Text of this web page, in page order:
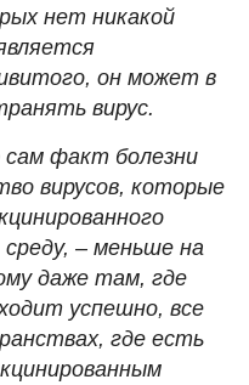
нет никакой
он может в
вирус.
факт болезни
вирусов, которые
– меньше на
даже там, где
успешно, все
где есть